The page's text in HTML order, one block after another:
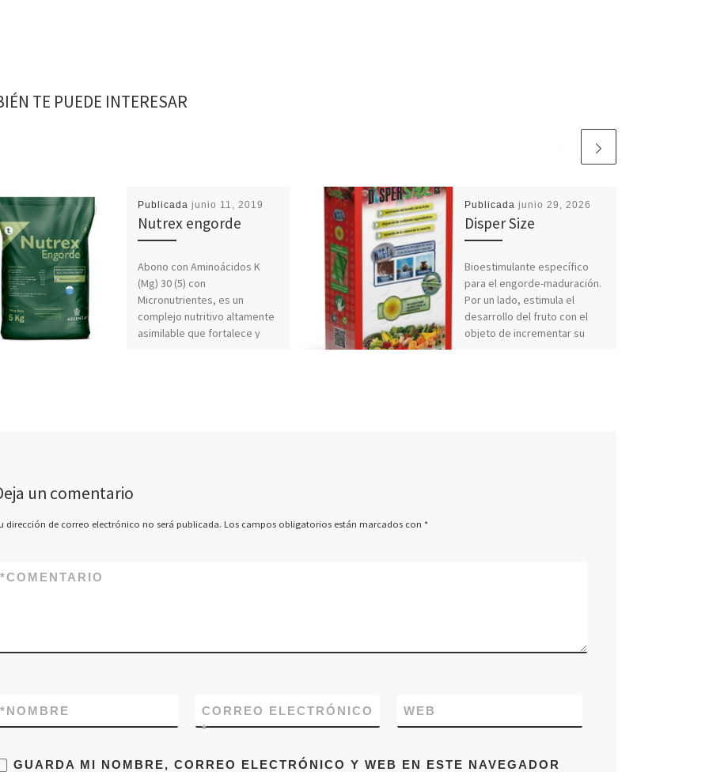
TE PUEDE INTERESAR
Publicadajunio 11, 2019
Nutrex engorde
Abono con Aminoácidos K
(Mg) 30 (5) con
Micronutrientes, es un
complejo nutritivo altamente
asimilable que fortalece y
Publicada junio 29, 2026
Disper Size
Bioestimulante específico
para el engorde-maduración.
Por un lado, estimula el
desarrollo del fruto con el
objeto de incrementar su
un comentario
dirección de correo electrónico no será publicada. Los campos obligatorios están marcados con *
COMENTARIO
*
NOMBRE
*
CORREO ELECTRÓNICO
*
WEB
GUARDA MI NOMBRE, CORREO ELECTRÓNICO Y WEB EN ESTE NAVEGADOR